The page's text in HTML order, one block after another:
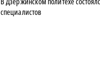
специалистов